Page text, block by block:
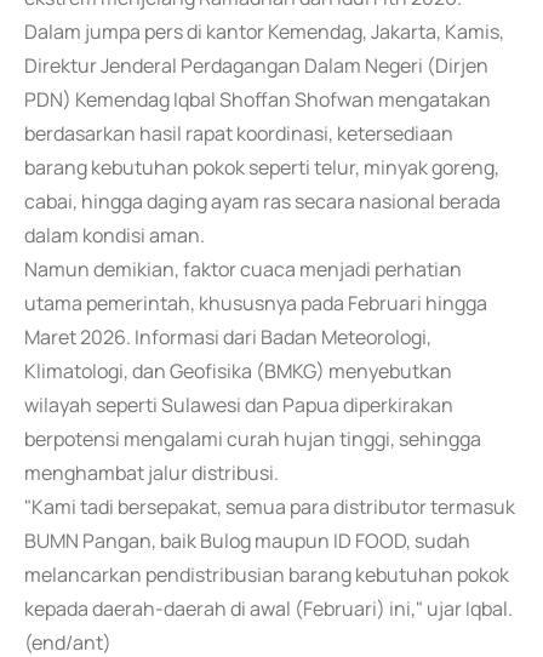
Dalam jumpa pers di kantor Kemendag, Jakarta, Kamis,
Direktur Jenderal Perdagangan Dalam Negeri (Dirjen
PDN) Kemendag Iqbal Shoffan Shofwan mengatakan
berdasarkan hasil rapat koordinasi, ketersediaan
barang kebutuhan pokok seperti telur, minyak goreng,
cabai, hingga daging ayam ras secara nasional berada
dalam kondisi aman.
Namun demikian, faktor cuaca menjadi perhatian
utama pemerintah, khususnya pada Februari hingga
Maret 2026. Informasi dari Badan Meteorologi,
Klimatologi, dan Geofisika (BMKG) menyebutkan
wilayah seperti Sulawesi dan Papua diperkirakan
berpotensi mengalami curah hujan tinggi, sehingga
menghambat jalur distribusi.
"Kami tadi bersepakat, semua para distributor termasuk
BUMN Pangan, baik Bulog maupun ID FOOD, sudah
melancarkan pendistribusian barang kebutuhan pokok
kepada daerah-daerah di awal (Februari) ini," ujar Iqbal.
(end/ant)